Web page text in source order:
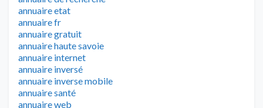
annuaire etat
annuaire fr
annuaire gratuit
annuaire haute savoie
annuaire internet
annuaire inversé
annuaire inverse mobile
annuaire santé
annuaire web